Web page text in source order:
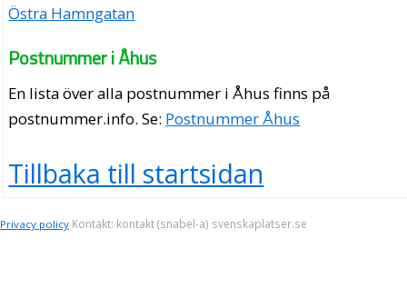
Östra Hamngatan
Postnummer i Åhus
En lista över alla postnummer i Åhus finns på
postnummer.info. Se: Postnummer Åhus
Tillbaka till startsidan
Privacy policy Kontakt: kontakt (snabel-a) svenskaplatser.se